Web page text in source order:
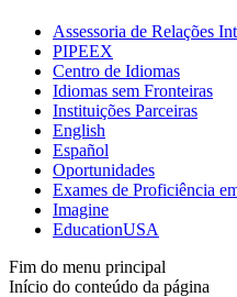
Assessoria de Relações
PIPEEX
Centro de Idiomas
Idiomas sem Fronteiras
Instituições Parceiras
English
Español
Oportunidades
Exames de Proficiência
Imagine
EducationUSA
Fim do menu principal
Início do conteúdo da página